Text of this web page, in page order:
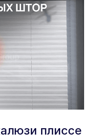
плиссе